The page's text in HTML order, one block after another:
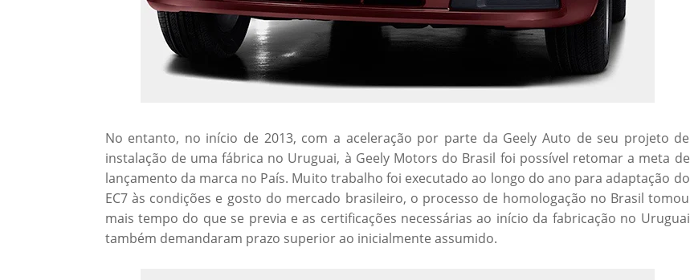
No entanto, no início de 2013, com a aceleração por parte da Geely Auto de seu projeto de
instalação de uma fábrica no Uruguai, à Geely Motors do Brasil foi possível retomar a meta de
lançamento da marca no País. Muito trabalho foi executado ao longo do ano para adaptação do
EC7 às condições e gosto do mercado brasileiro, o processo de homologação no Brasil tomou
mais tempo do que se previa e as certificações necessárias ao início da fabricação no Uruguai
também demandaram prazo superior ao inicialmente assumido.